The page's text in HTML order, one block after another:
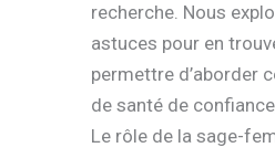
recherche. Nous
astuces pour en
permettre d’aborder
de santé de
Le rôle de la sage-